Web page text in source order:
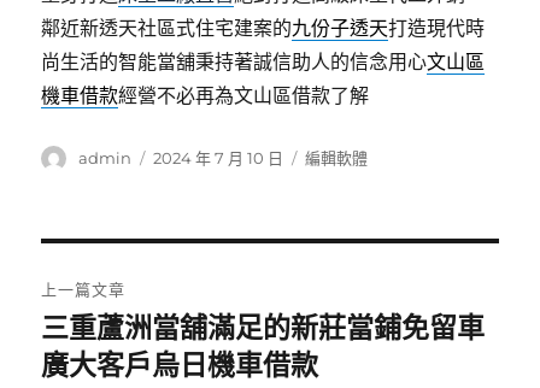
鄰近新透天社區式住宅建案的九份子透天打造現代時
尚生活的智能當舖秉持著誠信助人的信念用心文山區
機車借款經營不必再為文山區借款了解
作
admin
發
2024 年 7 月 10 日
分
編輯軟體
章
導
上一篇文章
上
一
三重蘆洲當舖滿足的新莊當鋪免留車
廣大客戶烏日機車借款